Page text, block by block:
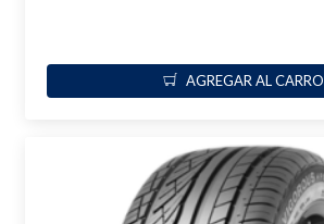
AGREGAR AL CARRO